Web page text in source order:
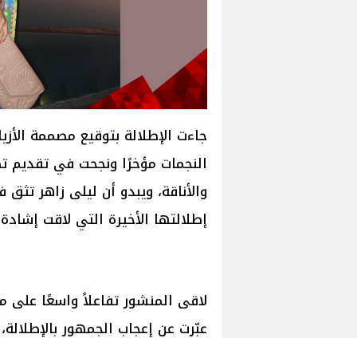
جاءت الإطلالة بتوقيع مصممة
النجمات مؤخرًا ونجحت في تقديم
والأناقة، ويبدو أن ليلى زاهر
إطلالتها الأخيرة التي لاقت
لاقى المنشور تفاعلاً واسعًا على
عبّرت عن إعجاب الجمهور